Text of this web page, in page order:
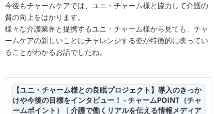
今後もチャームケアでは、ユニ・チャーム様と協力して介護の
質の向上をはかります。
様々な介護業界と提携するユニ・チャーム様から見ても、チャ
ームケアの新しいことにチャレンジする姿が特徴的に映ってい
ることがわかるお話でしたね。
【ユニ・チャーム様との良眠プロジェクト】導入のきっか
けや今後の目標をインタビュー！ - チャームPOINT（チャ
ームポイント）｜介護で働くリアルを伝える情報メディア